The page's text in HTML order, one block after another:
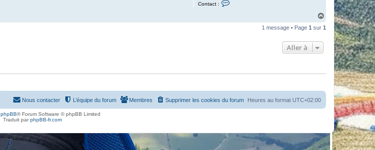
Contact :
s
u
1 message • Page 1 sur 1
Aller à
Heures au format UTC+02:00
Supprimer les cookies du forum
Membres
L’équipe du forum
Nous contacter
phpBB® Forum Software © phpBB Limited
Traduit parphpBB-fr.com